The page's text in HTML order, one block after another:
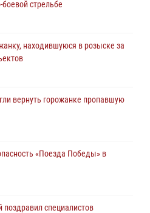
стрельбе
находившуюся в розыске за
вернуть горожанке пропавшую
«Поезда Победы» в
поздравил специалистов